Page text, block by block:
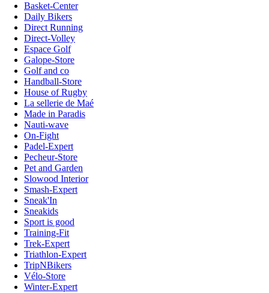
Basket-Center
Daily Bikers
Direct Running
Direct-Volley
Espace Golf
Galope-Store
Golf and co
Handball-Store
House of Rugby
La sellerie de Maé
Made in Paradis
Nauti-wave
On-Fight
Padel-Expert
Pecheur-Store
Pet and Garden
Slowood Interior
Smash-Expert
Sneak'In
Sneakids
Sport is good
Training-Fit
Trek-Expert
Triathlon-Expert
TripNBikers
Vélo-Store
Winter-Expert